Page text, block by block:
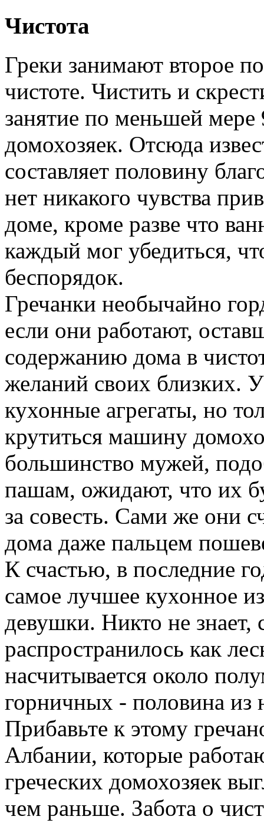
Чистота
Греки занимают второе
чистоте. Чистить и
занятие по меньшей мере
домохозяек. Отсюда
составляет половину
нет никакого чувства
доме, кроме разве что
каждый мог убедиться,
беспорядок.
Гречанки необычайно
если они работают,
содержанию дома в
желаний своих близких.
кухонные агрегаты, но
крутиться машину
большинство мужей,
пашам, ожидают, что их
за совесть. Сами же они
дома даже пальцем
К счастью, в последние
самое лучшее кухонное
девушки. Никто не знает,
распространилось как
насчитывается около
горничных - половина из
Прибавьте к этому
Албании, которые
греческих домохозяек
чем раньше. Забота о